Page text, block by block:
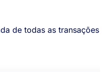
de todas as transações